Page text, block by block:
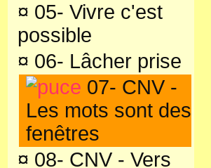
¤ 05- Vivre c'est
possible
¤ 06- Lâcher prise
07- CNV -
Les mots sont des
fenêtres
¤ 08- CNV - Vers